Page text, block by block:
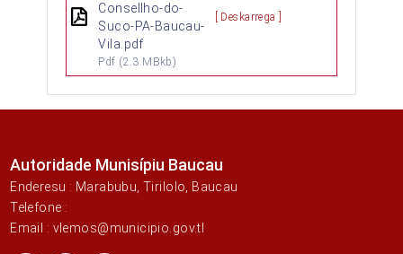
Consellho-do-
Suco-PA-Baucau-
Vila.pdf
Pdf (2.3 MBkb)
[ Deskarrega ]
Autoridade Munisípiu Baucau
Enderesu : Marabubu, Tirilolo, Baucau
Telefone :
Email : vlemos@municipio.gov.tl